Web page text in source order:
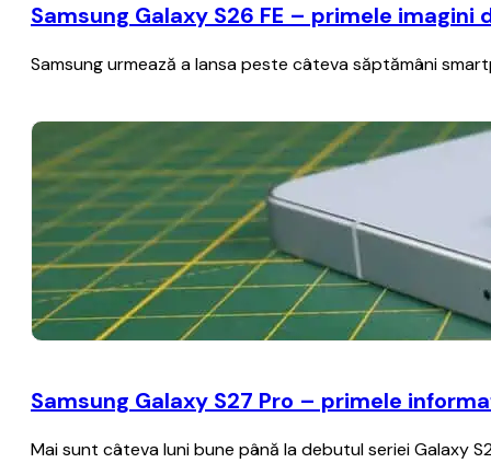
Samsung Galaxy S26 FE – primele
Samsung urmează a lansa peste câteva săptămâni
Samsung Galaxy S27 Pro – primele
Mai sunt câteva luni bune până la debutul seriei Galaxy